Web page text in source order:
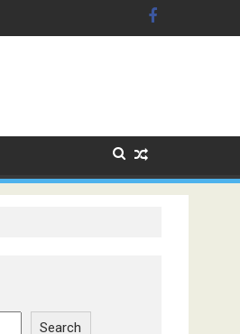
Search